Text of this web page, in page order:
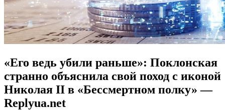
«Его ведь убили раньше»: Поклонская
странно объяснила свой поход с иконой
Николая II в «Бессмертном полку» —
Replyua.net